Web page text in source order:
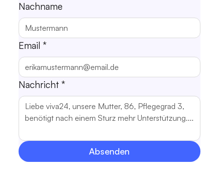
Nachname
Email *
Nachricht *
Absenden